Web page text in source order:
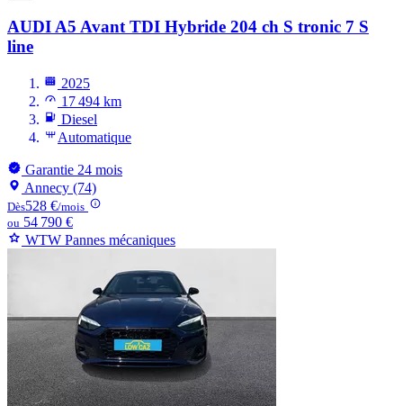
AUDI A5 Avant TDI Hybride 204 ch S tronic 7 S
line
2025
17 494 km
Diesel
Automatique
Garantie 24 mois
Annecy (74)
Dès528 €/mois
ou 54 790 €
WTW Pannes mécaniques